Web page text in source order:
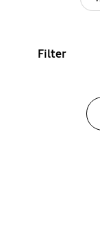
Filter